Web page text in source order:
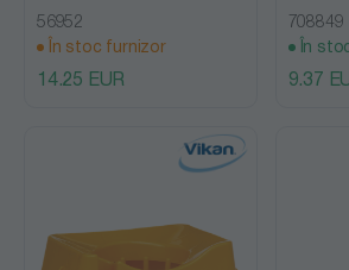
56952
În stoc furnizor
14.25 EUR
708849
În
9.37